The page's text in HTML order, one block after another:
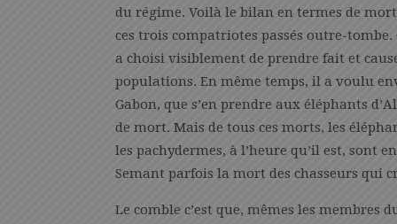
du régime. Voilà le bilan en termes de
ces trois compatriotes passés outre-
a choisi visiblement de prendre fait et
populations. En même temps, il a voulu
Gabon, que s’en prendre aux éléphants
de mort. Mais de tous ces morts, les
les pachydermes, à l’heure qu’il est, sont
Semant parfois la mort des chasseurs qui
Le comble c’est que, mêmes les membres